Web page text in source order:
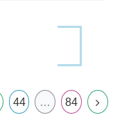
44 … 84